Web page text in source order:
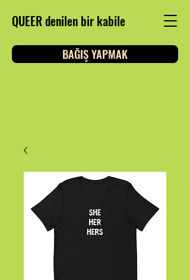
QUEER denilen bir kabile
BAĞIŞ YAPMAK